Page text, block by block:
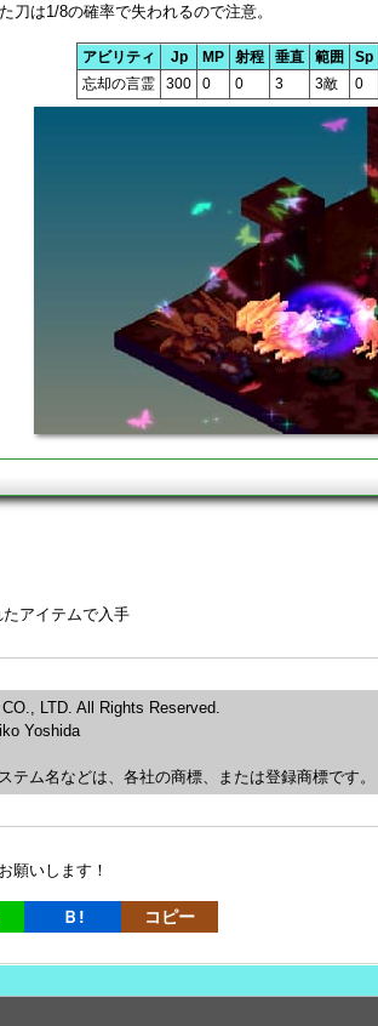
刀は1/8の確率で失われるので注意。
アビリティ Jp MP 射程 垂直 範囲 Sp
忘却の言霊
300 0 0 3 3敵 0
たアイテムで入手
LTD. All Rights Reserved.
Yoshida
テム名などは、各社の商標、または登録商標です。
願いします！
Ｂ! コピー